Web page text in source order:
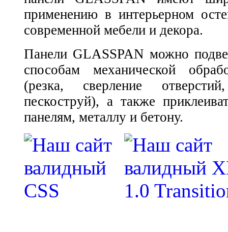
применению в интерьерном
современной мебели и декора.
Панели GLASSPAN можно
способам механической
(резка, сверление
пескоструй), а также
панелям, металлу и бетону.